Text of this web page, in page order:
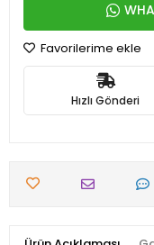
Favorilerime ekle
Hızlı Gönderi